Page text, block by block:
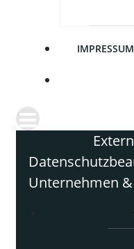
Unternehmen